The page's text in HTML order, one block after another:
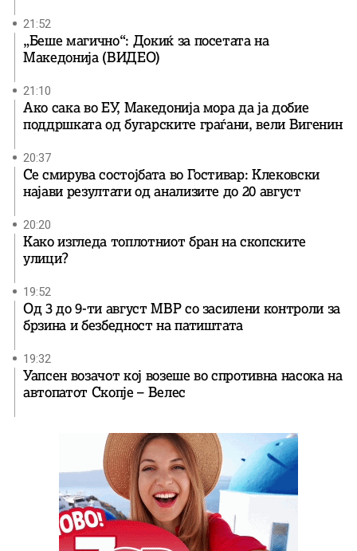
21:52
„Беше магично“: Докиќ за посетата на
Македонија (ВИДЕО)
21:10
Ако сака во ЕУ, Македонија мора да ја добие
поддршката од бугарските граѓани, вели Вигенин
20:37
Се смирува состојбата во Гостивар: Клековски
најави резултати од анализите до 20 август
20:20
Како изгледа топлотниот бран на скопските
улици?
19:52
Од 3 до 9-ти август МВР со засилени контроли за
брзина и безбедност на патиштата
19:32
Уапсен возачот кој возеше во спротивна насока на
автопатот Скопје – Велес